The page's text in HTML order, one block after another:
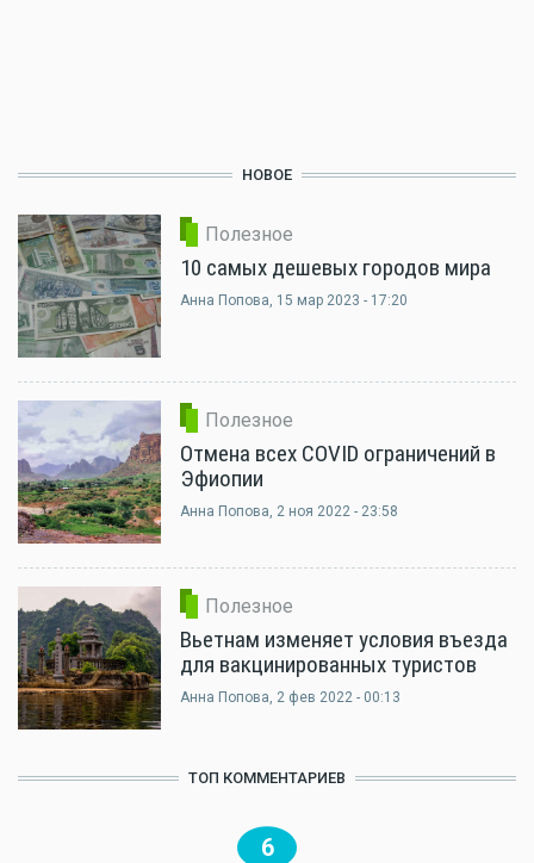
НОВОЕ
Полезное
10 самых дешевых городов мира
Анна Попова, 15 мар 2023 - 17:20
Полезное
Отмена всех COVID ограничений в
Эфиопии
Анна Попова, 2 ноя 2022 - 23:58
Полезное
Вьетнам изменяет условия въезда
для вакцинированных туристов
Анна Попова, 2 фев 2022 - 00:13
ТОП КОММЕНТАРИЕВ
6